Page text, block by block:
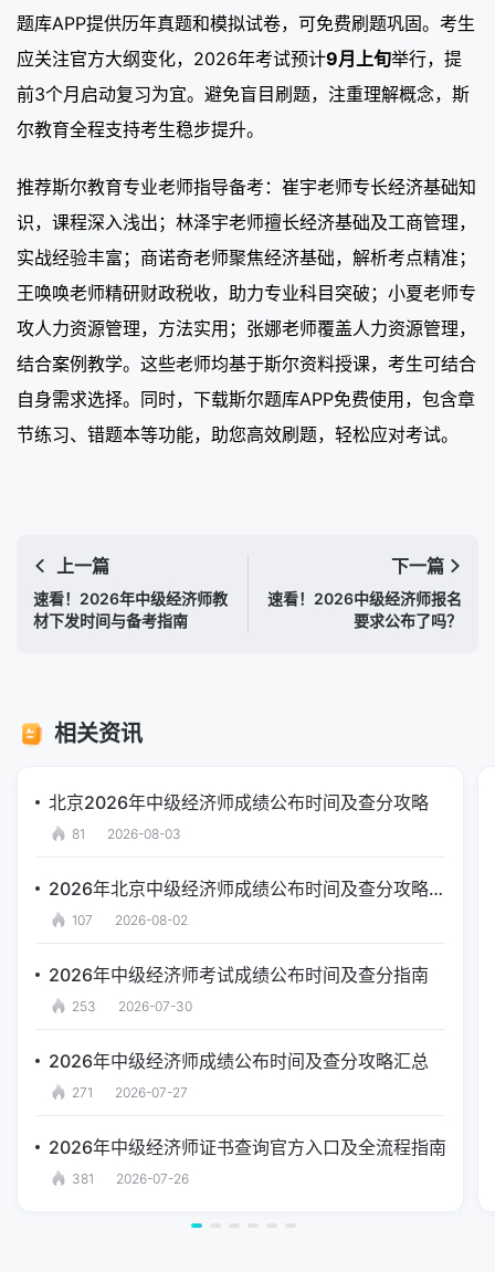
题库APP提供历年真题和模拟试卷，可免费刷题巩固。考生
应关注官方大纲变化，2026年考试预计9月上旬举行，提
前3个月启动复习为宜。避免盲目刷题，注重理解概念，斯
尔教育全程支持考生稳步提升。
推荐斯尔教育专业老师指导备考：崔宇老师专长经济基础知
识，课程深入浅出；林泽宇老师擅长经济基础及工商管理，
实战经验丰富；商诺奇老师聚焦经济基础，解析考点精准；
王唤唤老师精研财政税收，助力专业科目突破；小夏老师专
攻人力资源管理，方法实用；张娜老师覆盖人力资源管理，
结合案例教学。这些老师均基于斯尔资料授课，考生可结合
自身需求选择。同时，下载斯尔题库APP免费使用，包含章
节练习、错题本等功能，助您高效刷题，轻松应对考试。
上一篇
速看！2026年中级经济师教
材下发时间与备考指南
下一篇
速看！2026中级经济师报名
要求公布了吗？
相关资讯
北京2026年中级经济师成绩公布时间及查分攻略
81 2026-08-03
2026年北京中级经济师成绩公布时间及查分攻略汇总
107 2026-08-02
2026年中级经济师考试成绩公布时间及查分指南
253 2026-07-30
2026年中级经济师成绩公布时间及查分攻略汇总
271 2026-07-27
2026年中级经济师证书查询官方入口及全流程指南
381 2026-07-26